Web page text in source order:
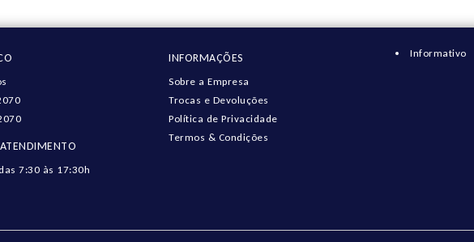
7:30 às 17:30h
INFORMAÇÕES
Sobre a Empresa
Trocas e Devoluções
Política de Privacidade
Termos & Condições
Informativo